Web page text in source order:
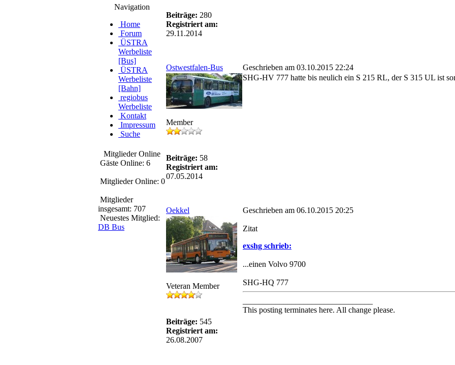
Navigation
Home
Forum
ÜSTRA
Werbeliste
[Bus]
ÜSTRA
Werbeliste
[Bahn]
regiobus
Werbeliste
Kontakt
Impressum
Suche
Mitglieder Online
Gäste Online: 6
Mitglieder Online: 0
Mitglieder
insgesamt: 707
Neuestes Mitglied:
DB Bus
Beiträge: 280
Registriert am:
29.11.2014
Ostwestfalen-Bus Geschrieben am 03.10.2015 22:24
Member
Beiträge: 58
Registriert am:
07.05.2014
SHG-HV 777 hatte bis neulich ein S 215 RL, der S 315 UL ist
Oekkel Geschrieben am 06.10.2015 20:25
Veteran Member
Beiträge: 545
Registriert am:
26.08.2007
Zitat
exshg schrieb:
...einen Volvo 9700
SHG-HQ 777
This posting terminates here. All change please.